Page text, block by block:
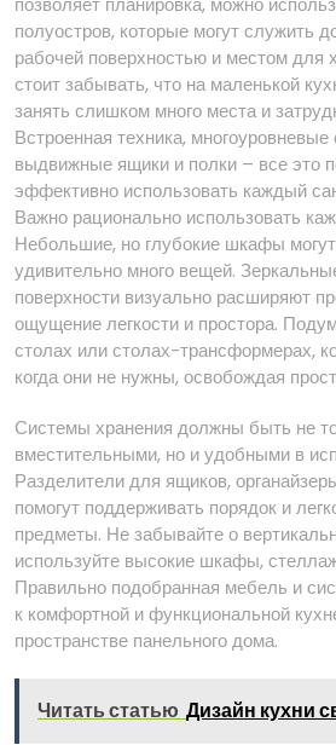
полуостров, которые могут служить
рабочей поверхностью и местом для
стоит забывать, что на маленькой
занять слишком много места и
Встроенная техника,
выдвижные ящики и полки – все это
эффективно использовать каждый
Важно рационально использовать
Небольшие, но глубокие шкафы
удивительно много вещей.
поверхности визуально расширяют
ощущение легкости и простора.
столах или столах-трансформерах,
когда они не нужны, освобождая
Системы хранения должны быть не
вместительными, но и удобными в
Разделители для ящиков,
помогут поддерживать порядок и
предметы. Не забывайте о
используйте высокие шкафы,
Правильно подобранная мебель и
к комфортной и функциональной
пространстве панельного дома.
Читать статью Дизайн кухни